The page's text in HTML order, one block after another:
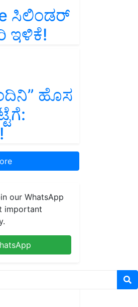
ಸಿಲಿಂಡರ್‌
ಇಳಿಕೆ!
ಹೊಸ
our WhatsApp
important